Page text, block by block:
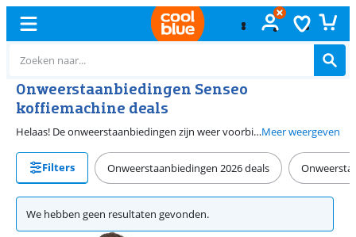
Onweerstaanbiedingen Senseo
koffiemachine deals
Helaas! De onweerstaanbiedingen zijn weer voorbij. Maak je geen zorgen, je vindt het hele jaar door de beste deals op Senseo koffiezetapparaten bij Coolblue.Meer weergeven
Filters Onweerstaanbiedingen 2026 deals
We hebben geen resultaten gevonden.